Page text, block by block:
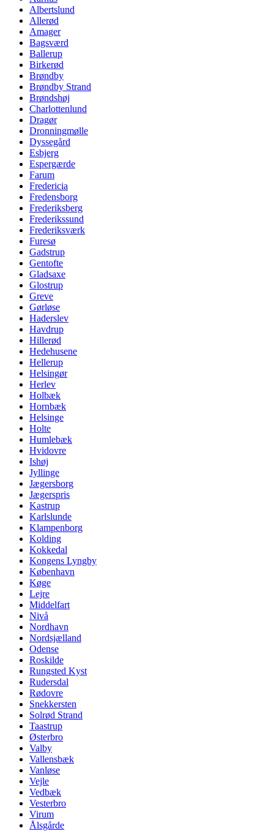
Albertslund
Allerød
Amager
Bagsværd
Ballerup
Birkerød
Brøndby
Brøndby Strand
Brøndshøj
Charlottenlund
Dragør
Dronningmølle
Dyssegård
Esbjerg
Espergærde
Farum
Fredericia
Fredensborg
Frederiksberg
Frederikssund
Frederiksværk
Furesø
Gadstrup
Gentofte
Gladsaxe
Glostrup
Greve
Gørløse
Haderslev
Havdrup
Hillerød
Hedehusene
Hellerup
Helsingør
Herlev
Holbæk
Hornbæk
Helsinge
Holte
Humlebæk
Hvidovre
Ishøj
Jyllinge
Jægersborg
Jægerspris
Kastrup
Karlslunde
Klampenborg
Kolding
Kokkedal
Kongens Lyngby
København
Køge
Lejre
Middelfart
Nivå
Nordhavn
Nordsjælland
Odense
Roskilde
Rungsted Kyst
Rudersdal
Rødovre
Snekkersten
Solrød Strand
Taastrup
Østerbro
Valby
Vallensbæk
Vanløse
Vejle
Vedbæk
Vesterbro
Virum
Ålsgårde